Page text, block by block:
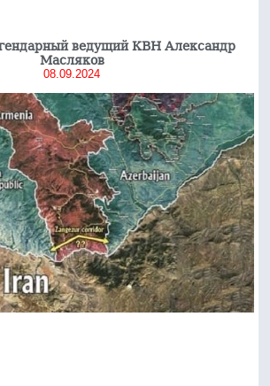
ведущий КВН Александр
Масляков
08.09.2024